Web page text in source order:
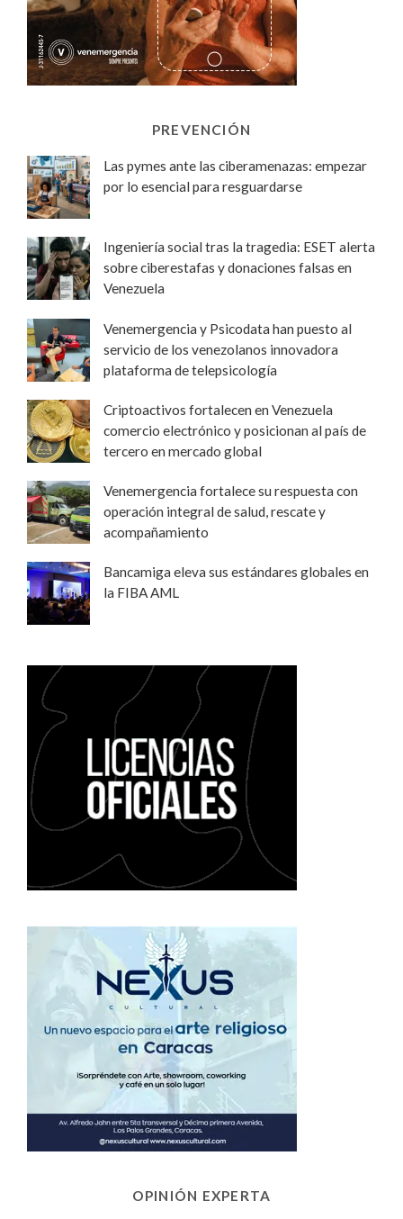
PREVENCIÓN
Las pymes ante las ciberamenazas: empezar
por lo esencial para resguardarse
Ingeniería social tras la tragedia: ESET alerta
sobre ciberestafas y donaciones falsas en
Venezuela
Venemergencia y Psicodata han puesto al
servicio de los venezolanos innovadora
plataforma de telepsicología
Criptoactivos fortalecen en Venezuela
comercio electrónico y posicionan al país de
tercero en mercado global
Venemergencia fortalece su respuesta con
operación integral de salud, rescate y
acompañamiento
Bancamiga eleva sus estándares globales en
la FIBA AML
OPINIÓN EXPERTA